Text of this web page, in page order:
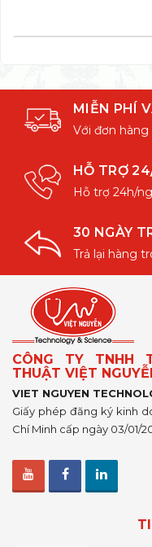
MIỄN PHÍ
Với đơn
HỖ TRỢ
Hỗ trợ 24h/
30 NGÀY
Trả lại hàng
CÔNG TY TNHH
THUẬT VIỆT
VIET NGUYEN
Giấy phép đăng ký kinh
Chí Minh cấp ngày 03/01/